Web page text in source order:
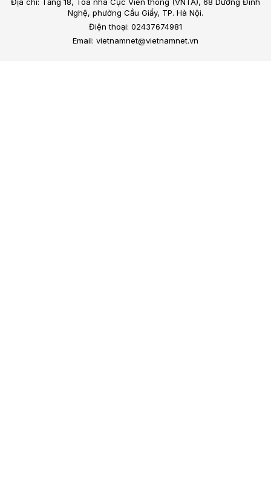
Nghệ, phường Cầu Giấy, TP. Hà Nội.
Điện thoại: 02437674981
Email: vietnamnet@vietnamnet.vn